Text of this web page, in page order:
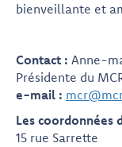
bienveillante et
Contact : Anne-
Présidente du
e-mail :
Les coordonnées
15 rue Sarrette